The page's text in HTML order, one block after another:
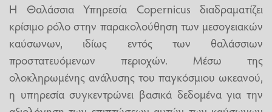
Η Θαλάσσια Υπηρεσία Copernicus διαδραματίζει
κρίσιμο ρόλο στην παρακολούθηση των μεσογειακών
καύσωνων, ιδίως εντός των θαλάσσιων
προστατευόμενων περιοχών. Μέσω της
ολοκληρωμένης ανάλυσης του παγκόσμιου ωκεανού,
η υπηρεσία συγκεντρώνει βασικά δεδομένα για την